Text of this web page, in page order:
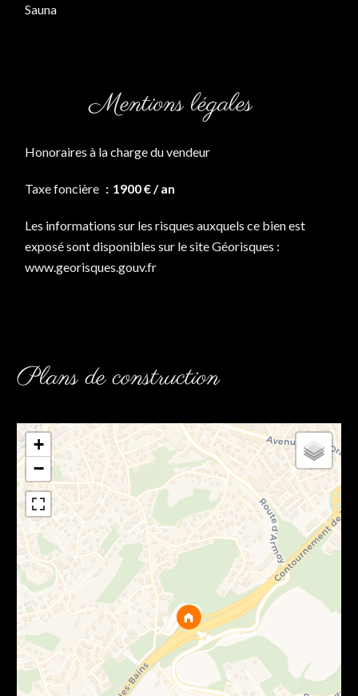
Sauna
Mentions légales
Honoraires à la charge du vendeur
Taxe foncière 1900 € / an
Les informations sur les risques auxquels ce bien est
exposé sont disponibles sur le site Géorisques :
www.georisques.gouv.fr
Plans de construction
+
−